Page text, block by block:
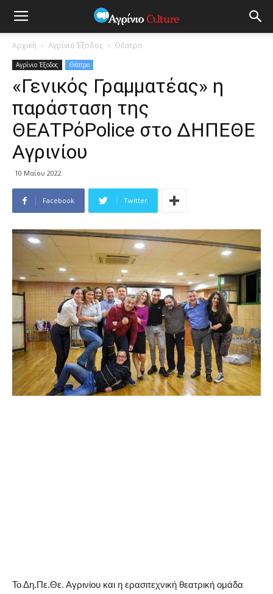
Αρχική Αγρίνιο Έξοδος Θέατρο
Αγρίνιο Έξοδος Θέατρο
«Γενικός Γραμματέας» η
παράσταση της
ΘΕΑΤΡόPolice στο ΔΗΠΕΘΕ
Αγρινίου
10 Μαΐου 2022
Facebook Twitter
Το Δη.Πε.Θε. Αγρινίου και η ερασιτεχνική θεατρική ομάδα